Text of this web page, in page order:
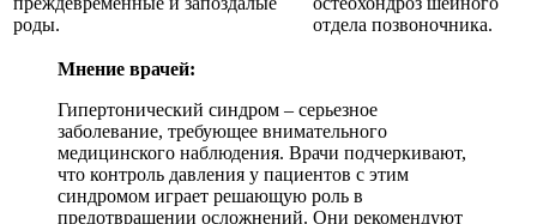
роды.
отдела позвоночника.
Мнение врачей:
Гипертонический синдром – серьезное
заболевание, требующее внимательного
медицинского наблюдения. Врачи подчеркивают,
что контроль давления у пациентов с этим
синдромом играет решающую роль в
предотвращении осложнений. Они рекомендуют